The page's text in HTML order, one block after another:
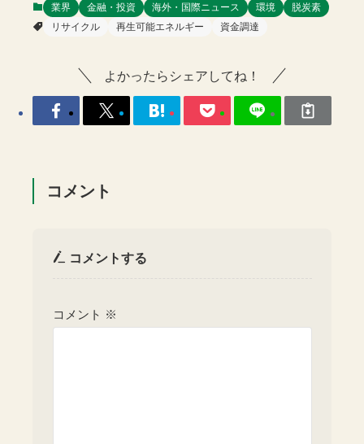
業界 金融・投資 海外・国際ニュース 環境
脱炭素
リサイクル
再生可能エネルギー 資金調達
よかったらシェアしてね！
コメント
コメントする
コメント ※